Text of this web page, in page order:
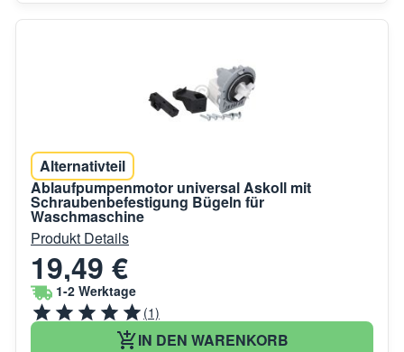
Alternativteil
Ablaufpumpenmotor universal Askoll mit
Schraubenbefestigung Bügeln für
Waschmaschine
Produkt Details
19,49 €
1-2 Werktage
(1)
IN DEN WARENKORB